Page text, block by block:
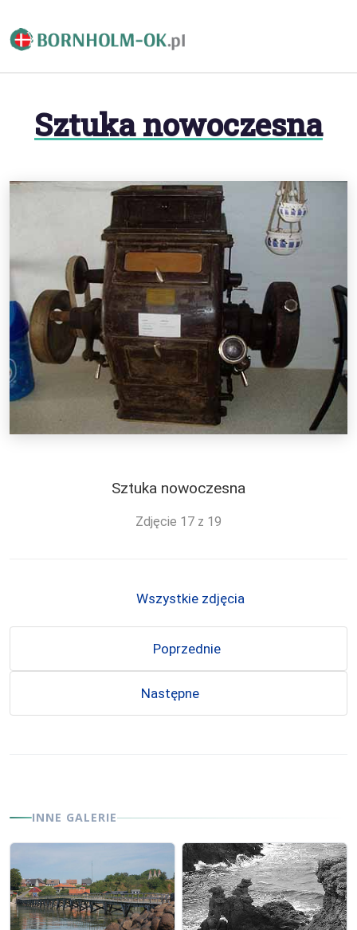
Sztuka nowoczesna
Sztuka nowoczesna
Zdjęcie 17 z 19
Poprzednie
Wszystkie zdjęcia
Następne
INNE GALERIE